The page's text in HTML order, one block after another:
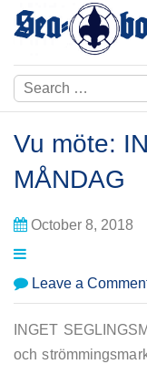
Skip
Search
for:
Vu möte:
MÅNDAG
October 8, 2018
Leave a
INGET
och